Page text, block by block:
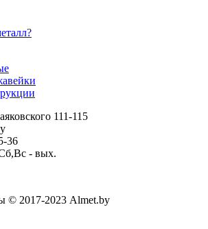
111-115
36
- вых.
© 2017-2023 Almet.by